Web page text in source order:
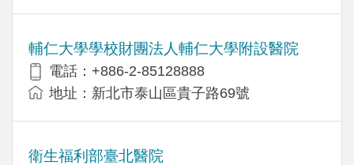
輔仁大學學校財團法人輔仁大學附設醫院
電話：+886-2-85128888
地址：新北市泰山區貴子路69號
衛生福利部臺北醫院